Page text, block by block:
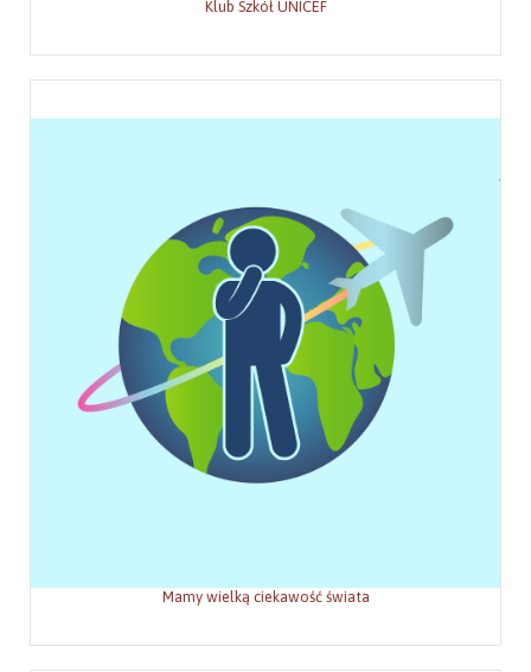
Klub Szkół UNICEF
Mamy wielką ciekawość świata